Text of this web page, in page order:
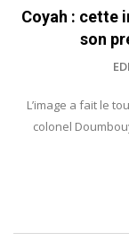
Coyah : cette
son
L’image a fait le
colonel